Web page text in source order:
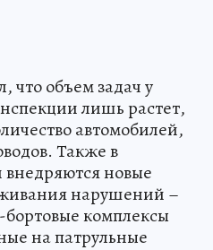
что объем задач у
лишь растет,
автомобилей,
Также в
внедряются новые
нарушений –
комплексы
на патрульные